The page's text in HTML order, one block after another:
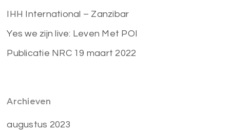
IHH International – Zanzibar
Yes we zijn live: Leven Met POI
Publicatie NRC 19 maart 2022
Archieven
augustus 2023